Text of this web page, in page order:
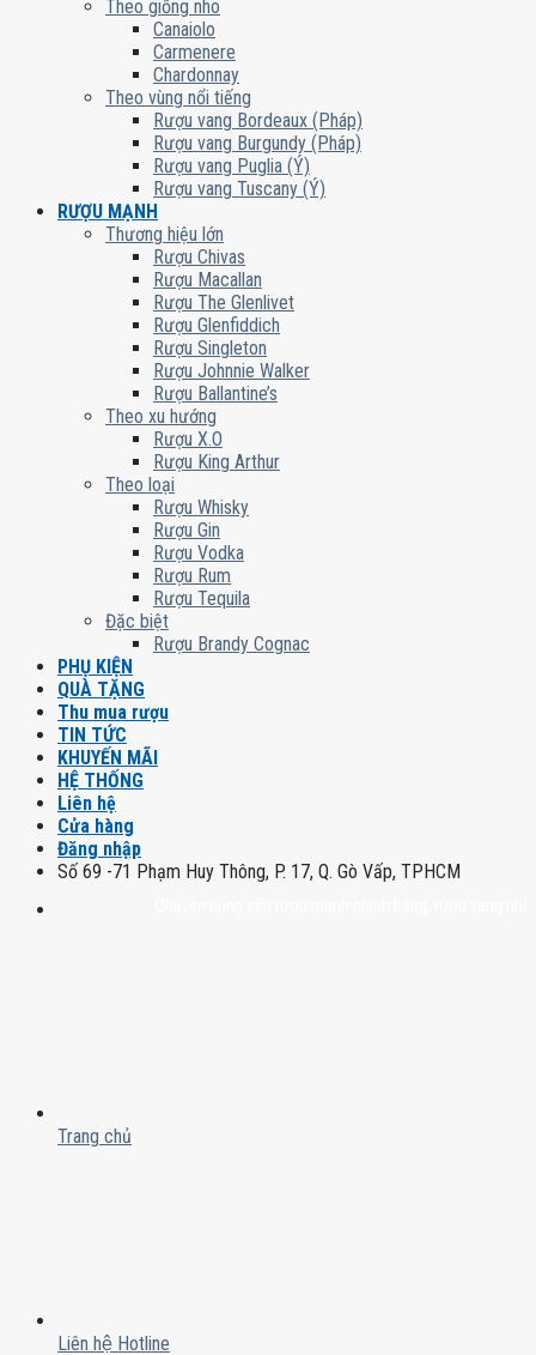
Theo giống nho
Canaiolo
Carmenere
Chardonnay
Theo vùng nổi tiếng
Rượu vang Bordeaux (Pháp)
Rượu vang Burgundy (Pháp)
Rượu vang Puglia (Ý)
Rượu vang Tuscany (Ý)
RƯỢU MẠNH
Thương hiệu lớn
Rượu Chivas
Rượu Macallan
Rượu The Glenlivet
Rượu Glenfiddich
Rượu Singleton
Rượu Johnnie Walker
Rượu Ballantine’s
Theo xu hướng
Rượu X.O
Rượu King Arthur
Theo loại
Rượu Whisky
Rượu Gin
Rượu Vodka
Rượu Rum
Rượu Tequila
Đặc biệt
Rượu Brandy Cognac
PHỤ KIỆN
QUÀ TẶNG
Thu mua rượu
TIN TỨC
KHUYẾN MÃI
HỆ THỐNG
Liên hệ
Cửa hàng
Đăng nhập
Số 69 -71 Phạm Huy Thông, P. 17, Q. Gò Vấp, TPHCM
Trang chủ
Liên hệ Hotline